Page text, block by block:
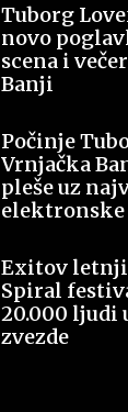
Tuborg
novo
scena i
Banji
Počinje
Vrnjačka
pleše uz
elektronske
Exitov
Spiral
20.000 ljudi
zvezde